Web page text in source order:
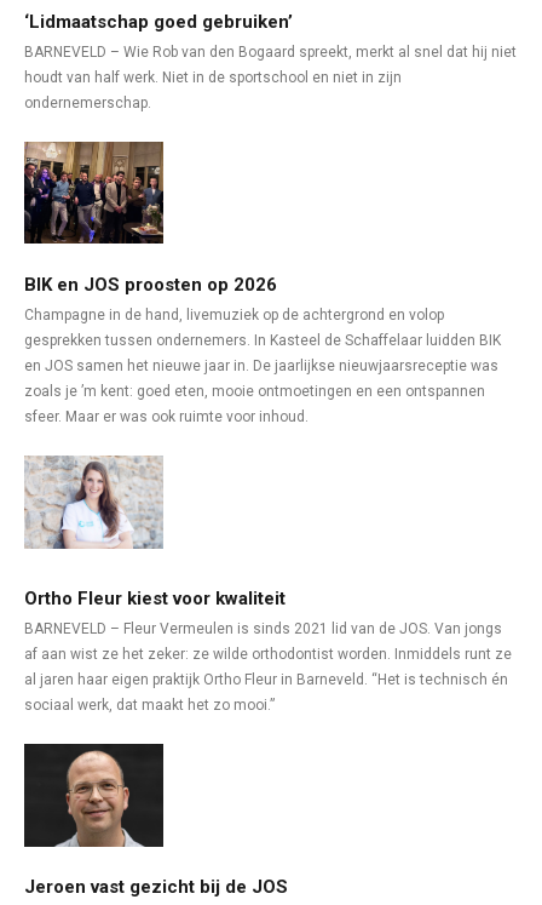
‘Lidmaatschap goed gebruiken’
BARNEVELD – Wie Rob van den Bogaard spreekt, merkt al snel dat hij niet
houdt van half werk. Niet in de sportschool en niet in zijn
ondernemerschap.
BIK en JOS proosten op 2026
Champagne in de hand, livemuziek op de achtergrond en volop
gesprekken tussen ondernemers. In Kasteel de Schaffelaar luidden BIK
en JOS samen het nieuwe jaar in. De jaarlijkse nieuwjaarsreceptie was
zoals je ’m kent: goed eten, mooie ontmoetingen en een ontspannen
sfeer. Maar er was ook ruimte voor inhoud.
Ortho Fleur kiest voor kwaliteit
BARNEVELD – Fleur Vermeulen is sinds 2021 lid van de JOS. Van jongs
af aan wist ze het zeker: ze wilde orthodontist worden. Inmiddels runt ze
al jaren haar eigen praktijk Ortho Fleur in Barneveld. “Het is technisch én
sociaal werk, dat maakt het zo mooi.”
Jeroen vast gezicht bij de JOS